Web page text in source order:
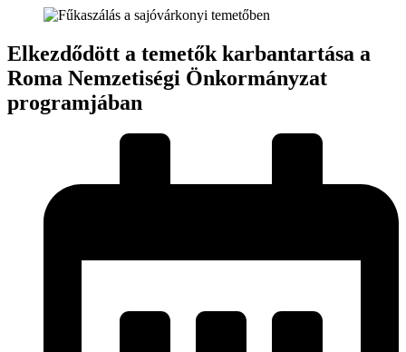
Elkezdődött a temetők karbantartása a
Roma Nemzetiségi Önkormányzat
programjában